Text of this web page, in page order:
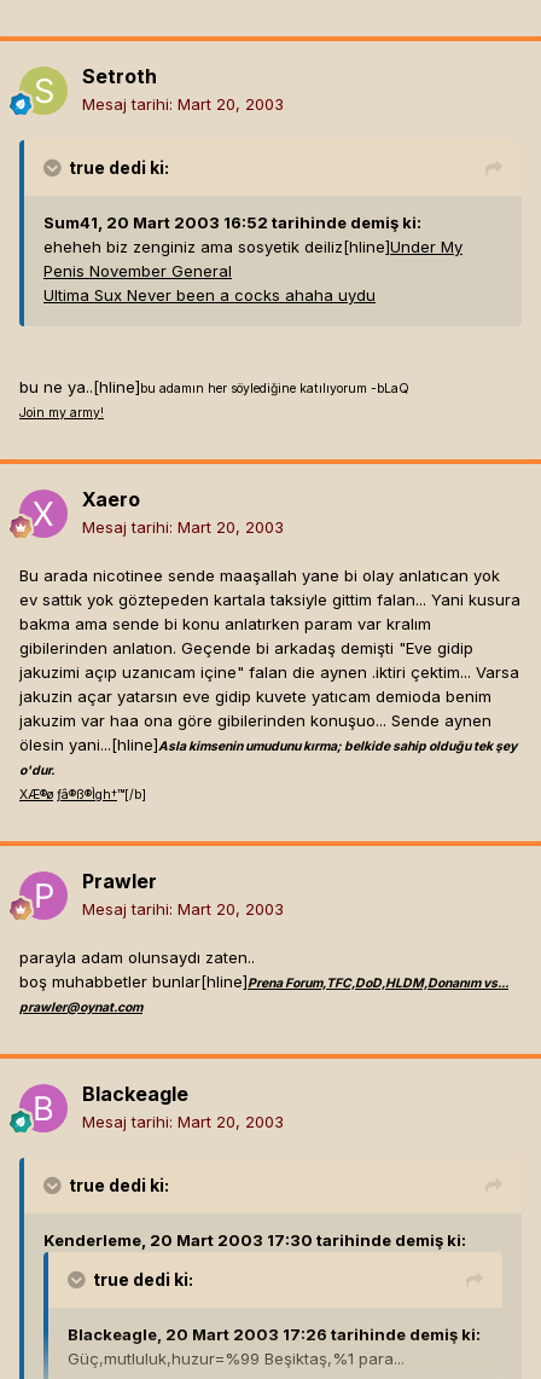
Setroth
Mesaj tarihi: Mart 20, 2003
true dedi ki:
Sum41, 20 Mart 2003 16:52 tarihinde demiş ki:
eheheh biz zenginiz ama sosyetik deiliz[hline]Under My
Penis November General
Ultima Sux Never been a cocks ahaha uydu
bu ne ya..[hline] bu adamın her söylediğine katılıyorum -bLaQ
Join my army!
Xaero
Mesaj tarihi: Mart 20, 2003
Bu arada nicotinee sende maaşallah yane bi olay anlatıcan yok
ev sattık yok göztepeden kartala taksiyle gittim falan... Yani kusura
bakma ama sende bi konu anlatırken param var kralım
gibilerinden anlatıon. Geçende bi arkadaş demişti "Eve gidip
jakuzimi açıp uzanıcam içine" falan die aynen .iktiri çektim... Varsa
jakuzin açar yatarsın eve gidip kuvete yatıcam demioda benim
jakuzim var haa ona göre gibilerinden konuşuo... Sende aynen
ölesin yani...[hline]Asla kimsenin umudunu kırma; belkide sahip olduğu tek şey
o'dur.
XÆ®ø ƒâ®ß® g h†™[/b]
Prawler
Mesaj tarihi: Mart 20, 2003
parayla adam olunsaydı zaten..
boş muhabbetler bunlar[hline]Prena Forum,TFC,DoD,HLDM,Donanım vs...
prawler@oynat.com
Blackeagle
Mesaj tarihi: Mart 20, 2003
true dedi ki:
Kenderleme, 20 Mart 2003 17:30 tarihinde demiş ki:
true dedi ki:
Blackeagle, 20 Mart 2003 17:26 tarihinde demiş ki:
Güç,mutluluk,huzur=%99 Beşiktaş,%1 para...